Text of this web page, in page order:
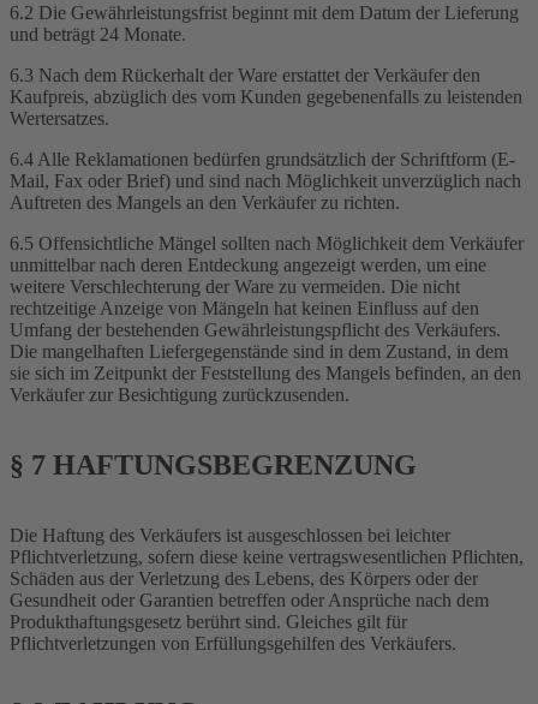
6.2 Die Gewährleistungsfrist beginnt mit dem Datum der Lieferung
und beträgt 24 Monate.
6.3 Nach dem Rückerhalt der Ware erstattet der Verkäufer den
Kaufpreis, abzüglich des vom Kunden gegebenenfalls zu leistenden
Wertersatzes.
6.4 Alle Reklamationen bedürfen grundsätzlich der Schriftform (E-
Mail, Fax oder Brief) und sind nach Möglichkeit unverzüglich nach
Auftreten des Mangels an den Verkäufer zu richten.
6.5 Offensichtliche Mängel sollten nach Möglichkeit dem Verkäufer
unmittelbar nach deren Entdeckung angezeigt werden, um eine
weitere Verschlechterung der Ware zu vermeiden. Die nicht
rechtzeitige Anzeige von Mängeln hat keinen Einfluss auf den
Umfang der bestehenden Gewährleistungspflicht des Verkäufers.
Die mangelhaften Liefergegenstände sind in dem Zustand, in dem
sie sich im Zeitpunkt der Feststellung des Mangels befinden, an den
Verkäufer zur Besichtigung zurückzusenden.
§ 7 HAFTUNGSBEGRENZUNG
Die Haftung des Verkäufers ist ausgeschlossen bei leichter
Pflichtverletzung, sofern diese keine vertragswesentlichen Pflichten,
Schäden aus der Verletzung des Lebens, des Körpers oder der
Gesundheit oder Garantien betreffen oder Ansprüche nach dem
Produkthaftungsgesetz berührt sind. Gleiches gilt für
Pflichtverletzungen von Erfüllungsgehilfen des Verkäufers.